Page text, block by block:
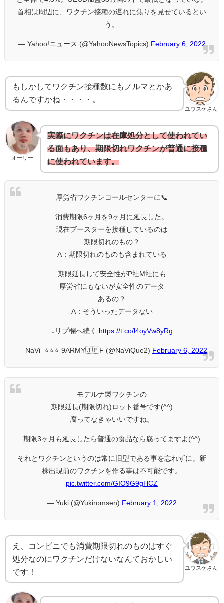
首相は周辺に、ワクチン接種の遅れに焦りを見せているとい
う。
— Yahoo!ニュース (@YahooNewsTopics) February 6, 2022
ユウスケさん
もしかしてワクチン接種数にもノルマとかあ
るんですかね・・・・。
オーリー
実際にワクチンは在庫処分として使われてい
る面もあり、期限切れワクチンが普通に接種
に使われています。
厚労省ワクチンコールセンターに📞
消費期限6ヶ月を9ヶ月に延長した。
現在ブースターを接種しているのは
期限切れのもの？
A：期限切れのものも含まれている
期限延長して安全性がP社M社にも
厚労省にもないが安全性のデータ
あるの？
A：そういったデータない
↓リプ欄へ続く https://t.co/l4oyVw8yRg
— NaVi_⭐️⭐️⭐️ 9ARMY🇯🇵F (@NaViQue2) February 6, 2022
モデルナ製ワクチンの
期限延長(期限切れ)ロット番号です(^^)
腐ってなきゃいいですね。
期限3ヶ月も延長したら普通の食品なら腐ってますよ(^^)
それとワクチンというのは常に旧型である事を忘れずに。新
株出現前のワクチンを作る事は不可能です。
pic.twitter.com/GIO9G9gHCZ
— Yuki (@Yukiromsen) February 1, 2022
ユウスケさん
え、コンビニでも消費期限切れのものはすぐ
処分なのにワクチンだけないなんておかしい
です！